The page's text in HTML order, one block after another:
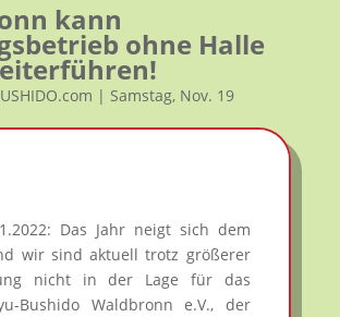
kann
ohne Halle
| Samstag, Nov. 19
Das Jahr neigt sich dem
wir sind aktuell trotz größerer
nicht in der Lage für das
Bushido Waldbronn e.V., der